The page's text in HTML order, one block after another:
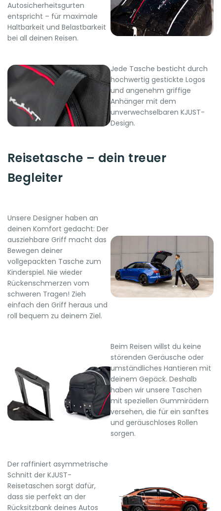
Autosicherheitsgurten
entspricht – für maximale
Haltbarkeit und Belastbarkeit
bei all deinen Reisen.
Jede Tasche besticht durch
hochwertig gestickte Logos
und angenehm griffige
Anhänger mit dem
unverwechselbaren KJUST-
Design.
Reisetasche – dein treuer
Begleiter
Unsere Designer haben an
deinen Komfort gedacht: Der
ausziehbare Griff macht das
Bewegen deiner
vollgepackten Tasche zum
Kinderspiel. Nie wieder
Rückenschmerzen vom
schweren Tragen! Zieh
einfach den Griff heraus und
roll bequem zu deinem Ziel.
Beim Reisen willst du keine
störenden Geräusche oder
umständliches Hantieren mit
deinem Gepäck. Deshalb
haben wir unsere Taschen
mit speziellen Gummirädern
versehen, die für ein sanftes
und geräuschloses Rollen
sorgen.
Der raffiniert asymmetrische
Schnitt der KJUST-
Reisetaschen sorgt dafür,
dass sie perfekt an der
Rücksitzbank deines Autos